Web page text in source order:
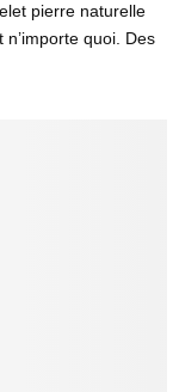
pierre naturelle
quoi. Des